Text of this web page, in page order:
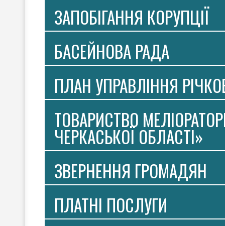
ЗАПОБІГАННЯ КОРУПЦІЇ
БАСЕЙНОВА РАДА
ПЛАН УПРАВЛІННЯ
ТОВАРИСТВО
ЧЕРКАСЬКОЇ ОБЛАСТІ»
ЗВЕРНЕННЯ ГРОМАДЯН
ПЛАТНI ПОСЛУГИ